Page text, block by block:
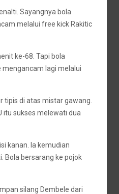
Sayangnya bola
melalui free kick Rakitic
ke-68. Tapi bola
mengancam lagi melalui
tipis di atas mistar gawang.
itu sukses melewati dua
kanan. Ia kemudian
Bola bersarang ke pojok
silang Dembele dari